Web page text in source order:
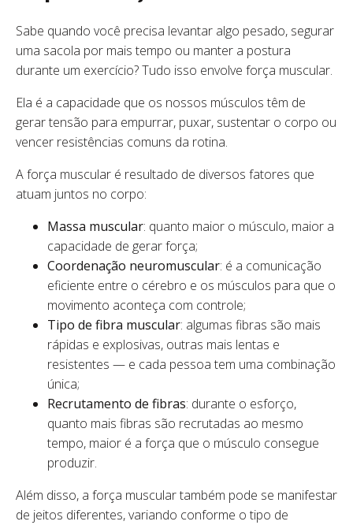
Sabe quando você precisa levantar algo pesado, segurar
uma sacola por mais tempo ou manter a postura
durante um exercício? Tudo isso envolve força muscular.
Ela é a capacidade que os nossos músculos têm de
gerar tensão para empurrar, puxar, sustentar o corpo ou
vencer resistências comuns da rotina.
A força muscular é resultado de diversos fatores que
atuam juntos no corpo:
Massa muscular: quanto maior o músculo, maior a
capacidade de gerar força;
Coordenação neuromuscular: é a comunicação
eficiente entre o cérebro e os músculos para que o
movimento aconteça com controle;
Tipo de fibra muscular: algumas fibras são mais
rápidas e explosivas, outras mais lentas e
resistentes — e cada pessoa tem uma combinação
única;
Recrutamento de fibras: durante o esforço,
quanto mais fibras são recrutadas ao mesmo
tempo, maior é a força que o músculo consegue
produzir.
Além disso, a força muscular também pode se manifestar
de jeitos diferentes, variando conforme o tipo de